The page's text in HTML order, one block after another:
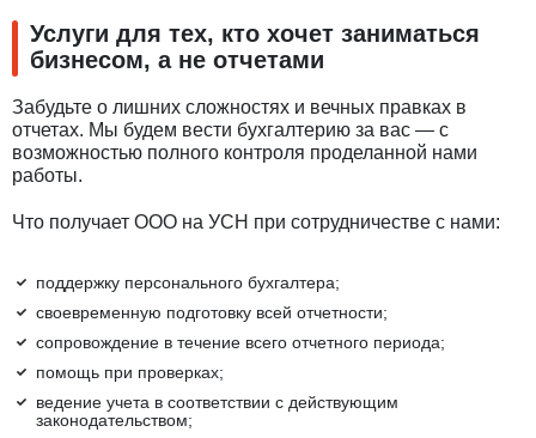
Услуги для тех, кто хочет заниматься
бизнесом, а не отчетами
Забудьте о лишних сложностях и вечных правках в
отчетах. Мы будем вести бухгалтерию за вас — с
возможностью полного контроля проделанной нами
работы.
Что получает ООО на УСН при сотрудничестве с нами:
поддержку персонального бухгалтера;
своевременную подготовку всей отчетности;
сопровождение в течение всего отчетного периода;
помощь при проверках;
ведение учета в соответствии с действующим
законодательством;